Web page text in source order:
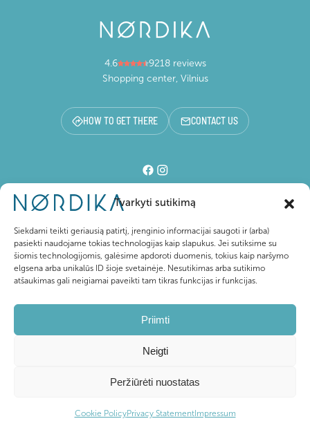
Tvarkyti sutikimą
Siekdami teikti geriausią patirtį, įrenginio informacijai saugoti ir (arba)
pasiekti naudojame tokias technologijas kaip slapukus. Jei sutiksime su
šiomis technologijomis, galėsime apdoroti duomenis, tokius kaip naršymo
elgsena arba unikalūs ID šioje svetainėje. Nesutikimas arba sutikimo
atšaukimas gali neigiamai paveikti tam tikras funkcijas ir funkcijas.
Priimti
Neigti
Peržiūrėti nuostatas
Cookie PolicyPrivacy StatementImpressum
4.6
9218 reviews
Shopping center, Vilnius
HOW TO GET THERE CONTACT US
For visitors
About Nordika
@ 2026 Nordika. All rights reserved